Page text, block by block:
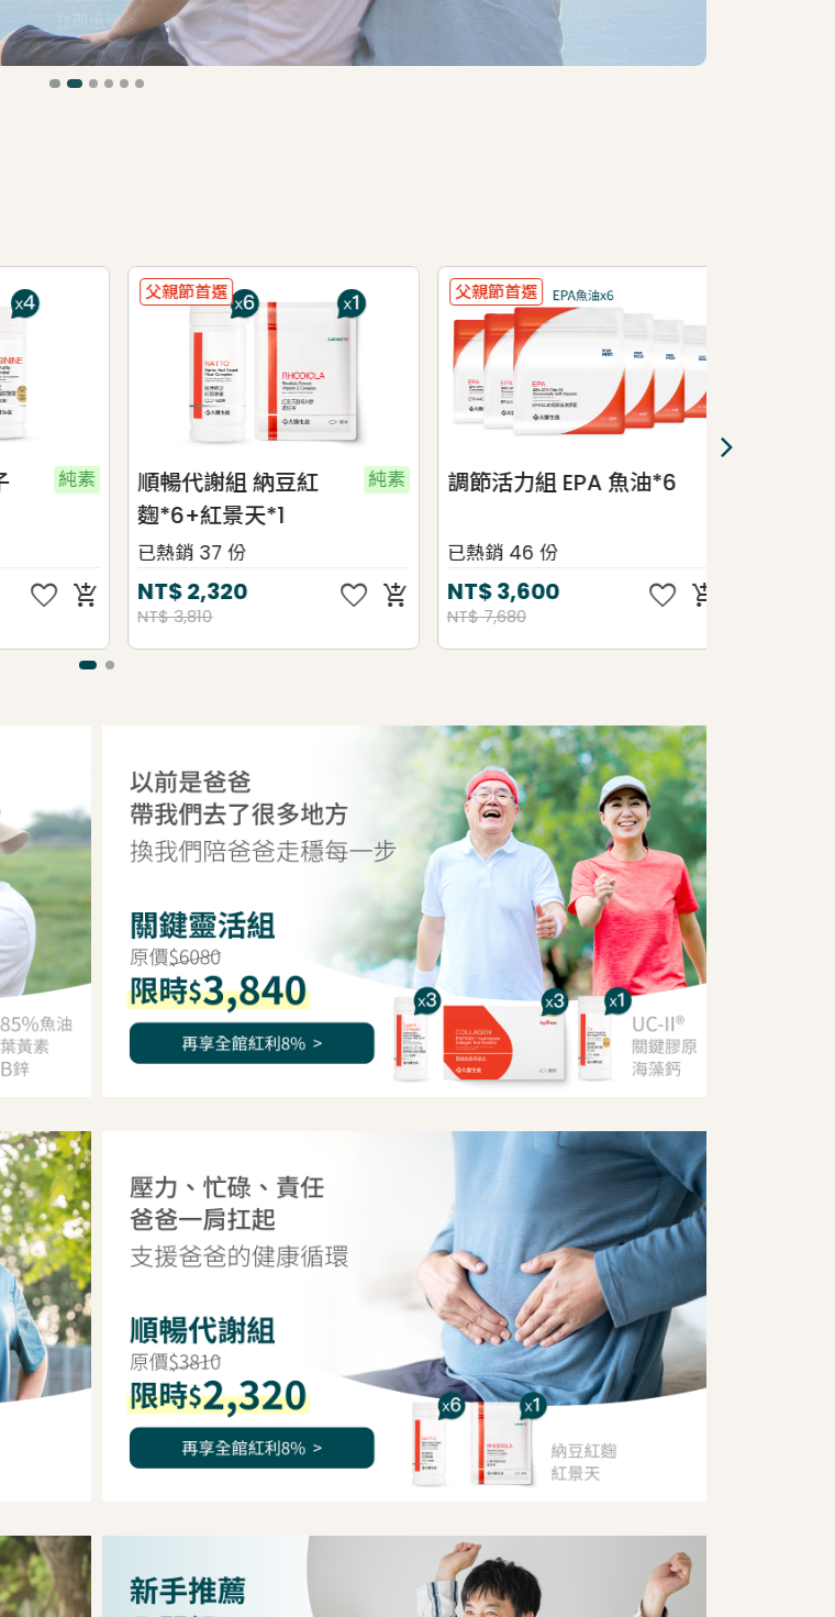
純素
favorite add_shopping_cart
父親節首選
順暢代謝組 納豆紅
麴*6+紅景天*1
純素
已熱銷 37 份
NT$2,320
NT$ 3,810
favorite add_shopping_cart
父親節首選
調節活力組 EPA 魚油*6
已熱銷 46 份
NT$3,600
NT$ 7,680
favorite add_shopping_cart